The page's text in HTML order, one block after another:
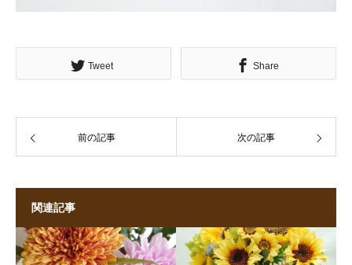
Tweet Share
前の記事 次の記事
関連記事